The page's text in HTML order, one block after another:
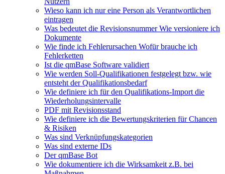
Wieso kann ich nur eine Person als Verantwortlichen
eintragen
Was bedeutet die Revisionsnummer Wie versioniere ich
Dokumente
Wie finde ich Fehlerursachen Wofür brauche ich
Fehlerketten
Ist die qmBase Software validiert
Wie werden Soll-Qualifikationen festgelegt bzw. wie
entsteht der Qualifikationsbedarf
Wie definiere ich für den Qualifikations-Import die
Wiederholungsintervalle
PDF mit Revisionsstand
Wie definiere ich die Bewertungskriterien für Chancen
& Risiken
Was sind Verknüpfungskategorien
Was sind externe IDs
Der qmBase Bot
Wie dokumentiere ich die Wirksamkeit z.B. bei